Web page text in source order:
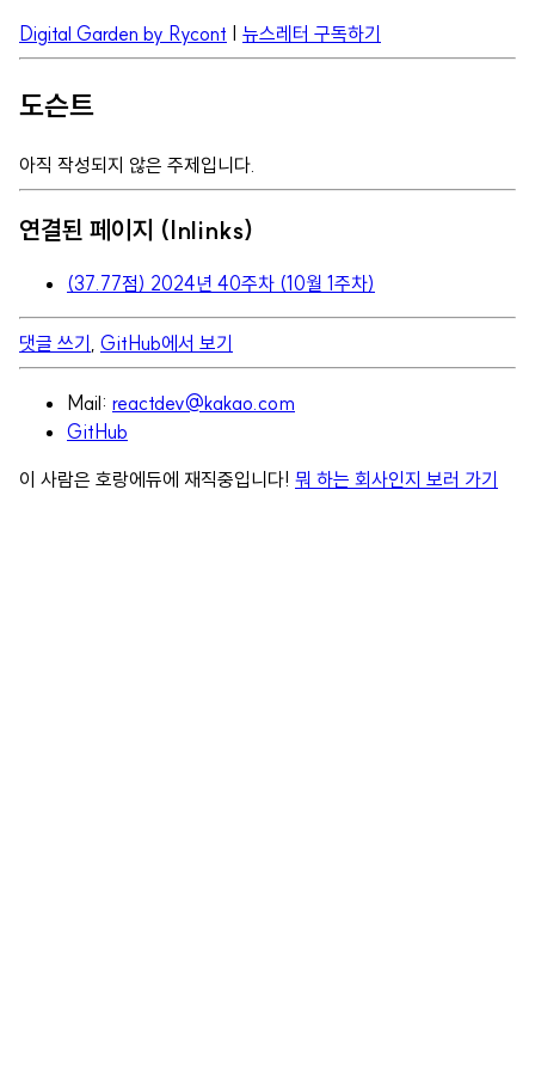
Digital Garden by Rycont 뉴스레터 구독하기
도슨트
아직 작성되지 않은 주제입니다.
연결된 페이지 (Inlinks)
(37.77점) 2024년 40주차 (10월 1주차)
댓글 쓰기 , GitHub에서 보기
Mail: reactdev@kakao.com
GitHub
이 사람은 호랑에듀에 재직중입니다! 뭐 하는 회사인지 보러 가기